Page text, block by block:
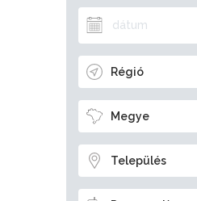
Régió
Megye
Település